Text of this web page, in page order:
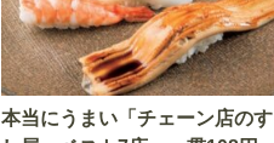
本当にうまい「チェーン店のす